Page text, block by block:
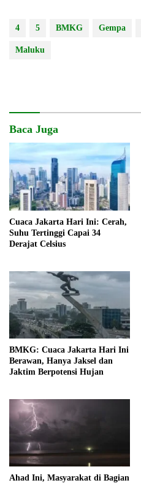
4 5 BMKG Gempa
Maluku
Baca Juga
Cuaca Jakarta Hari Ini: Cerah,
Suhu Tertinggi Capai 34
Derajat Celsius
BMKG: Cuaca Jakarta Hari Ini
Berawan, Hanya Jaksel dan
Jaktim Berpotensi Hujan
Ahad Ini, Masyarakat di Bagian